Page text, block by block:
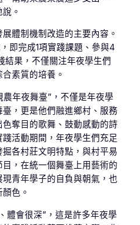
。
體制機制改造的主要內容。
即完成1項實踐課題、參與4
結果，不僅關注年夜學生們
素質的培養。
年夜舞臺”，不僅是年夜學
，更是他們融進鄉村、服務
奪目的歌舞、鼓動感動的詩
活動期間，年夜學生們充足
各村莊文明特點，與村平易
，在統一個舞臺上用藝術的
青年學子的自負與朝氣，也
色。
體會很深”，這是許多年夜學